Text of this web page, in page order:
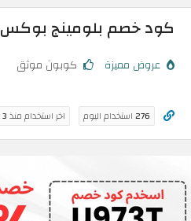
كود خصم بلومينج بوكس 2026 | خصم 30% + خصم إضافي 10%
عروض مميزة كوبون موثق
276استخدام اليوم اخر استخدام منذ3 ساعة